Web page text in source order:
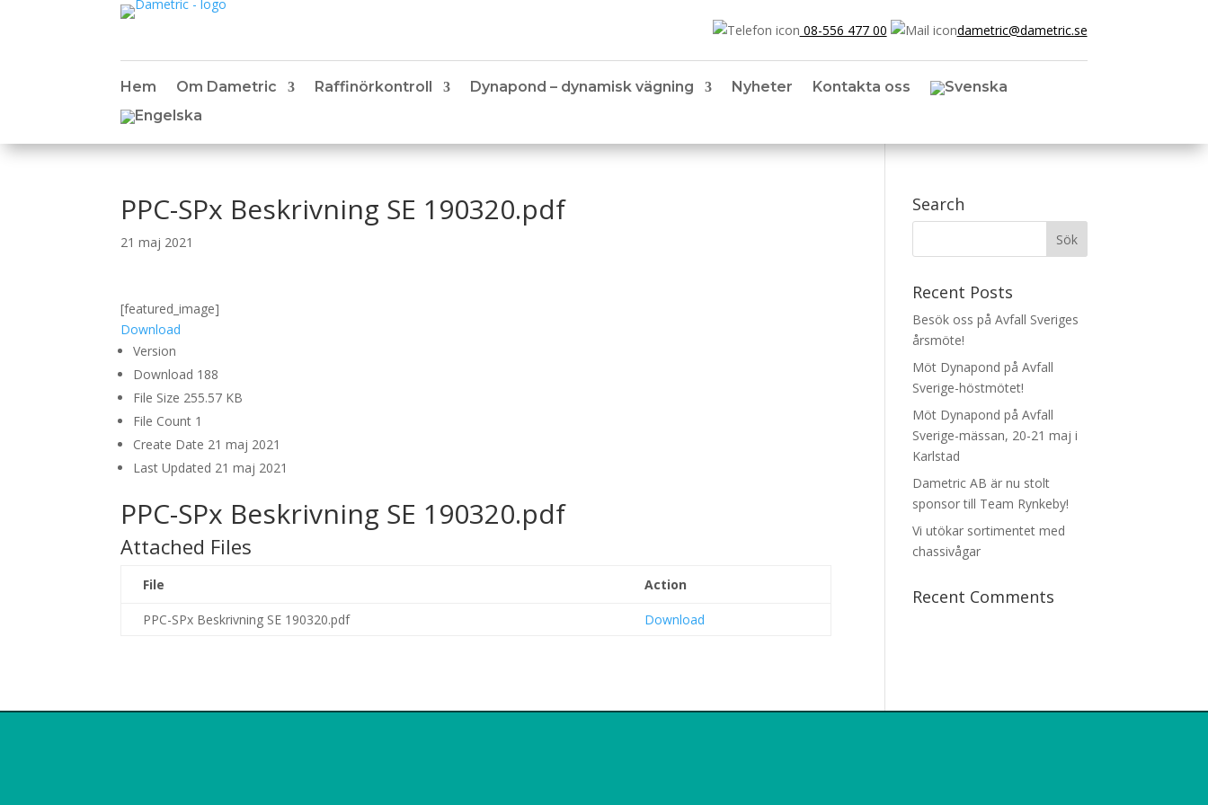
08-556 477 00 dametric@dametric.se
Hem Om Dametric Raffinörkontroll Dynapond – dynamisk vägning Nyheter Kontakta oss
PPC-SPx Beskrivning SE 190320.pdf
21 maj 2021
[featured_image]
Download
Version
Download 188
File Size 255.57 KB
File Count 1
Create Date 21 maj 2021
Last Updated 21 maj 2021
PPC-SPx Beskrivning SE 190320.pdf
Attached Files
File Action
PPC-SPx Beskrivning SE 190320.pdf Download
Search
Recent Posts
Besök oss på Avfall Sveriges
årsmöte!
Möt Dynapond på Avfall
Sverige-höstmötet!
Möt Dynapond på Avfall
Sverige-mässan, 20-21 maj i
Karlstad
Dametric AB är nu stolt
sponsor till Team Rynkeby!
Vi utökar sortimentet med
chassivågar
Recent Comments